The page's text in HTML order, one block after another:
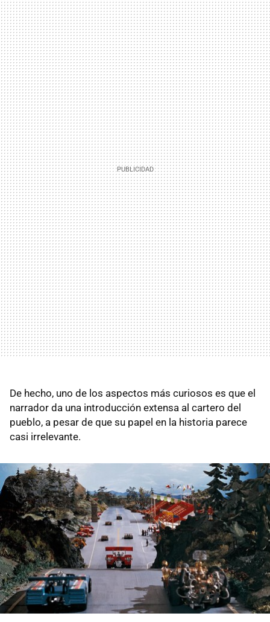
De hecho, uno de los aspectos más curiosos es que el
narrador da una introducción extensa al cartero del
pueblo, a pesar de que su papel en la historia parece
casi irrelevante.